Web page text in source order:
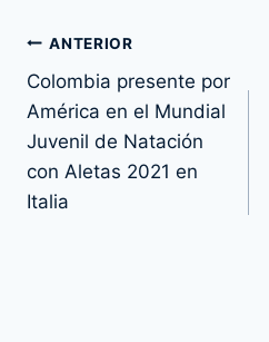
Navegación
de
entradas
ANTERIOR
Colombia presente por
América en el Mundial
Juvenil de Natación
con Aletas 2021 en
Italia